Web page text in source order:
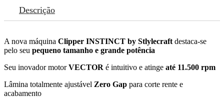
Descrição
A nova máquina Clipper INSTINCT by Stlylecraft destaca-se
pelo seu pequeno tamanho e grande potência
Seu inovador motorVECTOR é intuitivo e atinge até 11.500 rpm
Lâmina totalmente ajustável Zero Gap para corte rente e
acabamento